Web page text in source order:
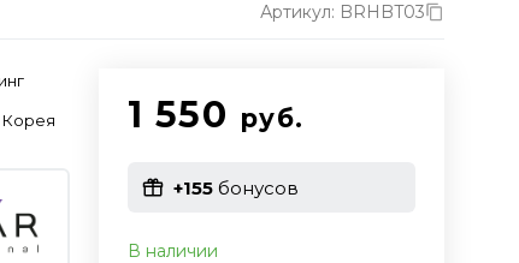
Артикул: BRHBT03
Корея 1 550 руб.
+155бонусов
В наличии